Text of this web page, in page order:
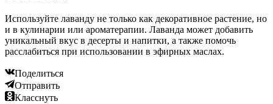
Используйте лаванду не только как декоративное растение, но
и в кулинарии или ароматерапии. Лаванда может добавить
уникальный вкус в десерты и напитки, а также помочь
расслабиться при использовании в эфирных маслах.
Поделиться
Отправить
Класснуть